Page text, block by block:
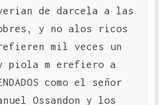
de darcela a las
y no alos ricos
mil veces un
y piola m erefiero a
como el señor
Ossandon y los